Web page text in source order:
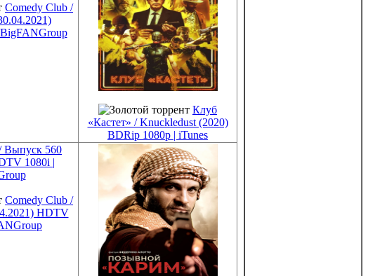
Comedy Club /
Клуб
«Кастет» / Knuckledust (2020)
BDRip 1080p | iTunes
Comedy Club /
HDTV